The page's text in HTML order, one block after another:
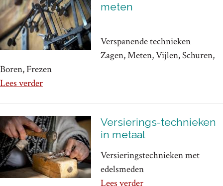
meten
Verspanende technieken
Zagen, Meten, Vijlen, Schuren,
Boren, Frezen
Lees verder
Versierings-technieken
in metaal
Versieringstechnieken met
edelsmeden
Lees verder